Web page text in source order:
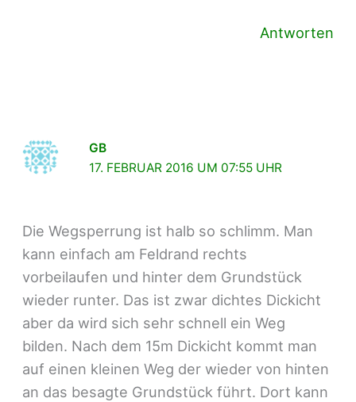
Antworten
GB
17. FEBRUAR 2016 UM 07:55 UHR
Die Wegsperrung ist halb so schlimm. Man
kann einfach am Feldrand rechts
vorbeilaufen und hinter dem Grundstück
wieder runter. Das ist zwar dichtes Dickicht
aber da wird sich sehr schnell ein Weg
bilden. Nach dem 15m Dickicht kommt man
auf einen kleinen Weg der wieder von hinten
an das besagte Grundstück führt. Dort kann